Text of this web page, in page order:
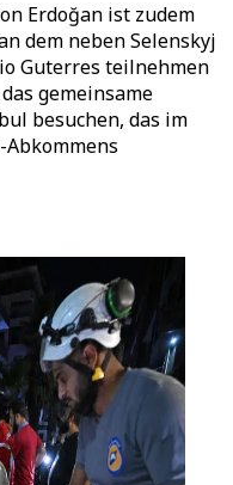
Erdoğan ist zudem
dem neben Selenskyj
Guterres teilnehmen
gemeinsame
besuchen, das im